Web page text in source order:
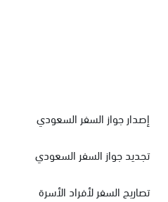
إصدار جواز السفر السعودي
تجديد جواز السفر السعودي
تصاريح السفر لأفراد الأسرة